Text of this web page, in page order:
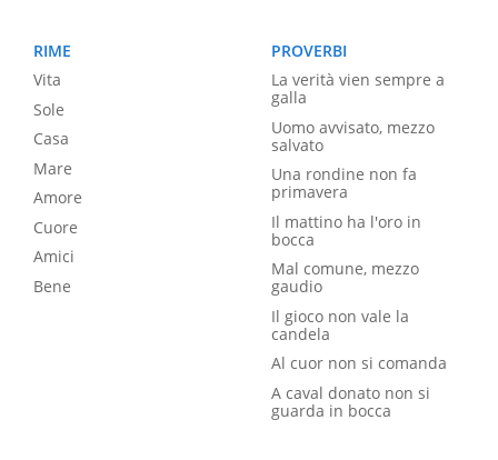
RIME
Vita
Sole
Casa
Mare
Amore
Cuore
Amici
Bene
PROVERBI
La verità vien sempre a
galla
Uomo avvisato, mezzo
salvato
Una rondine non fa
primavera
Il mattino ha l'oro in
bocca
Mal comune, mezzo
gaudio
Il gioco non vale la
candela
Al cuor non si comanda
A caval donato non si
guarda in bocca